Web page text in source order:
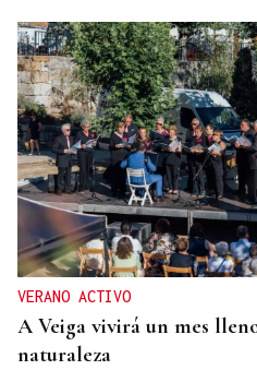
VERANO ACTIVO
A Veiga vivirá un mes
naturaleza